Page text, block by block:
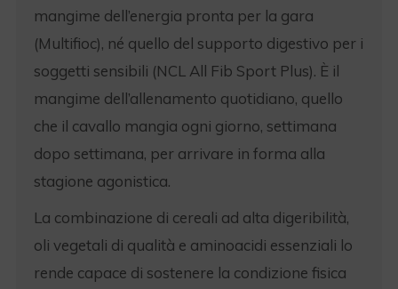
mangime dell’energia pronta per la gara
(Multifioc), né quello del supporto digestivo per i
soggetti sensibili (NCL All Fib Sport Plus). È il
mangime dell’allenamento quotidiano, quello
che il cavallo mangia ogni giorno, settimana
dopo settimana, per arrivare in forma alla
stagione agonistica.
La combinazione di cereali ad alta digeribilità,
oli vegetali di qualità e aminoacidi essenziali lo
rende capace di sostenere la condizione fisica